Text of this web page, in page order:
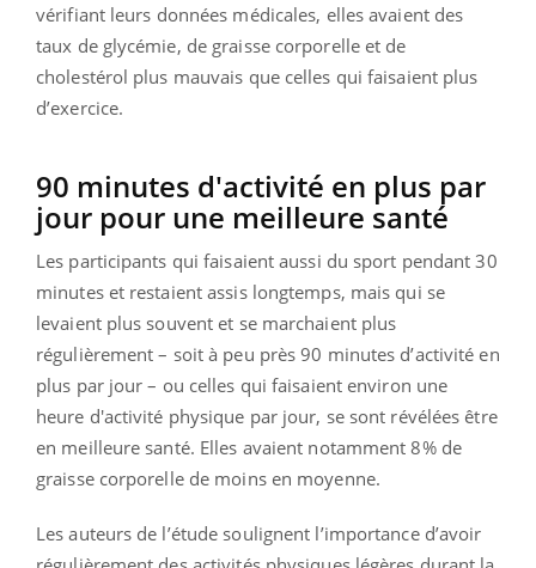
vérifiant leurs données médicales, elles avaient des
taux de glycémie, de graisse corporelle et de
cholestérol plus mauvais que celles qui faisaient plus
d’exercice.
90 minutes d'activité en plus par
jour pour une meilleure santé
Les participants qui faisaient aussi du sport pendant 30
minutes et restaient assis longtemps, mais qui se
levaient plus souvent et se marchaient plus
régulièrement – soit à peu près 90 minutes d’activité en
plus par jour – ou celles qui faisaient environ une
heure d'activité physique par jour, se sont révélées être
en meilleure santé. Elles avaient notamment 8% de
graisse corporelle de moins en moyenne.
Les auteurs de l’étude soulignent l’importance d’avoir